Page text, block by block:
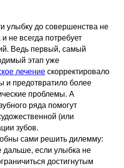
улыбку до совершенства не
не всегда потребует
Ведь первый, самый
этап уже
лечение скорректировало
и предотвратило более
проблемы. А
ряда помогут
(или
зубов.
сами решить дилемму:
дальше, если улыбка не
достигнутым